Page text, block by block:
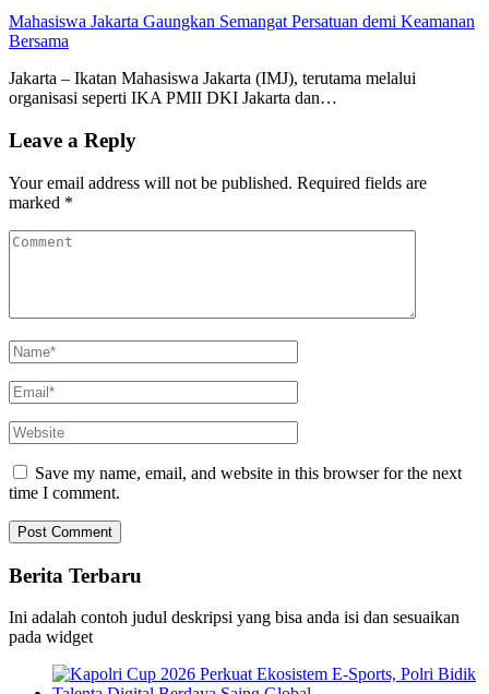
Mahasiswa Jakarta Gaungkan Semangat Persatuan demi Keamanan
Bersama
Jakarta – Ikatan Mahasiswa Jakarta (IMJ), terutama melalui
organisasi seperti IKA PMII DKI Jakarta dan…
Leave a Reply
Your email address will not be published. Required fields are
marked *
Save my name, email, and website in this browser for the next
time I comment.
Berita Terbaru
Ini adalah contoh judul deskripsi yang bisa anda isi dan sesuaikan
pada widget